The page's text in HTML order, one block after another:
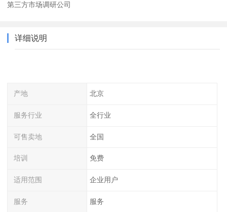
第三方市场调研公司
详细说明
产地 北京
服务行业 全行业
可售卖地 全国
培训 免费
适用范围 企业用户
服务 服务